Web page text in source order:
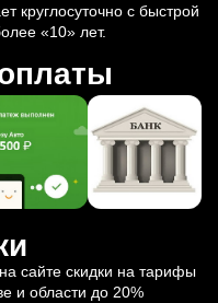
круглосуточно с быстрой
«10» лет.
сайте скидки на тарифы
и области до 20%